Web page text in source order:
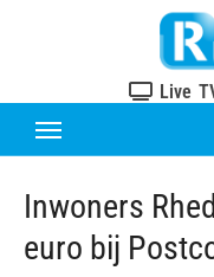
Live
Inwoners
euro bij